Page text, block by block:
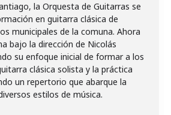
la Orquesta de Guitarras se
en guitarra clásica de
municipales de la comuna. Ahora
bajo la dirección de Nicolás
su enfoque inicial de formar a los
clásica solista y la práctica
un repertorio que abarque la
estilos de música.